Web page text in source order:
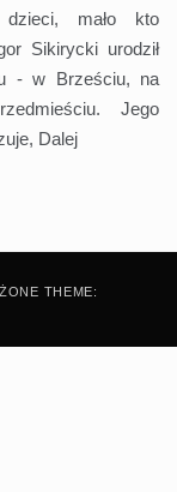
mało kto
Sikirycki urodził
- w Brześciu, na
Jego
Dalej
THEME: